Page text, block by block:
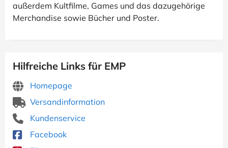
außerdem Kultfilme, Games und das dazugehörige
Merchandise sowie Bücher und Poster.
Hilfreiche Links für EMP
Homepage
Versandinformation
Kundenservice
Facebook